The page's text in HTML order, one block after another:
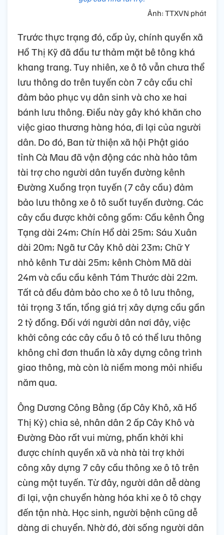
Ảnh: TTXVN phát
Trước thực trạng đó, cấp ủy, chính quyền xã
Hồ Thị Kỹ đã đầu tư thảm mặt bê tông khá
khang trang. Tuy nhiên, xe ô tô vẫn chưa thể
lưu thông do trên tuyến còn 7 cây cầu chỉ
đảm bảo phục vụ dân sinh và cho xe hai
bánh lưu thông. Điều này gây khó khăn cho
việc giao thương hàng hóa, đi lại của người
dân. Do đó, Ban từ thiện xã hội Phật giáo
tỉnh Cà Mau đã vận động các nhà hảo tâm
tài trợ cho người dân tuyến đường kênh
Đường Xuồng trọn tuyến (7 cây cầu) đảm
bảo lưu thông xe ô tô suốt tuyến đường. Các
cây cầu được khởi công gồm: Cầu kênh Ông
Tạng dài 24m; Chín Hổ dài 25m; Sáu Xuân
dài 20m; Ngã tư Cây Khô dài 23m; Chữ Y
nhỏ kênh Tư dài 25m; kênh Chòm Mã dài
24m và cầu cầu kênh Tám Thước dài 22m.
Tất cả đều đảm bảo cho xe ô tô lưu thông,
tải trọng 3 tấn, tổng giá trị xây dựng cầu gần
2 tỷ đồng. Đối với người dân nơi đây, việc
khởi công các cây cầu ô tô có thể lưu thông
không chỉ đơn thuần là xây dựng công trình
giao thông, mà còn là niềm mong mỏi nhiều
năm qua.
Ông Dương Công Bằng (ấp Cây Khô, xã Hồ
Thị Kỷ) chia sẻ, nhân dân 2 ấp Cây Khô và
Đường Đào rất vui mừng, phấn khởi khi
được chính quyền xã và nhà tài trợ khởi
công xây dựng 7 cây cầu thông xe ô tô trên
cùng một tuyến. Từ đây, người dân dễ dàng
đi lại, vận chuyển hàng hóa khi xe ô tô chạy
đến tận nhà. Học sinh, người bệnh cũng dễ
dàng di chuyển. Nhờ đó, đời sống người dân